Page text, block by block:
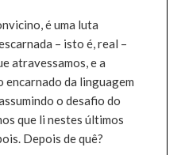
é uma luta
– isto é, real –
atravessamos, e a
encarnado da linguagem
o desafio do
que li nestes últimos
Depois de quê?